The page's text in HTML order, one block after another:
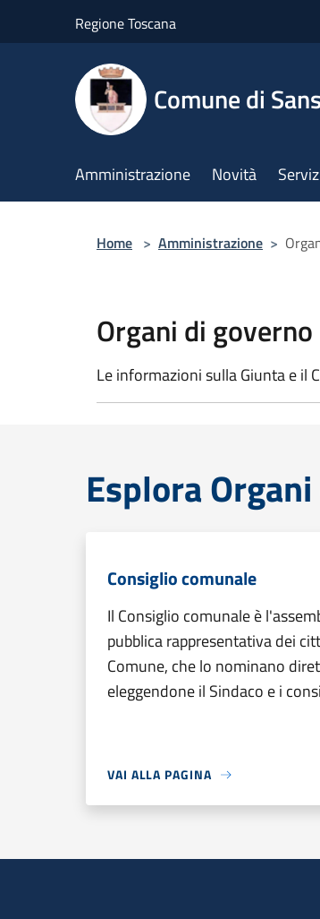
Regione Toscana
Comune di
Amministrazione Novità
Home > Amministrazione >
Organi di governo
Le informazioni sulla Giunta e il
Esplora
Consiglio comunale
Il Consiglio comunale è
pubblica rappresentativa dei
Comune, che lo nominano
eleggendone il Sindaco e i
VAI ALLA PAGINA